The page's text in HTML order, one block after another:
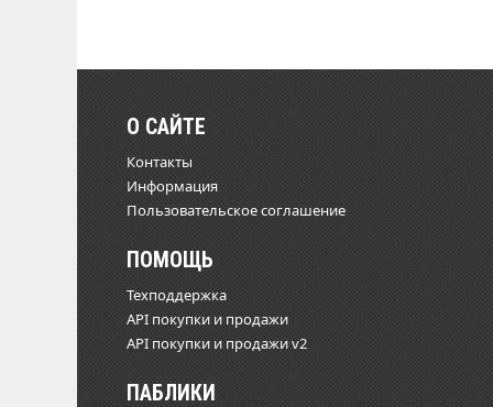
О САЙТЕ
Контакты
Информация
Пользовательское соглашение
ПОМОЩЬ
Техподдержка
API покупки и продажи
API покупки и продажи v2
ПАБЛИКИ